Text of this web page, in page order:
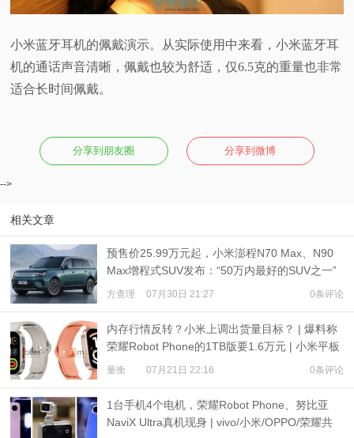
小米蓝牙耳机的佩戴演示。 从实际使用中来看，小米蓝牙耳
机的通话声音清晰，佩戴也较为舒适，仅6.5克的重量也非常
适合长时间佩戴。
分享到朋友圈 分享到微博
-->
相关文章
预售价25.99万元起，小米澎程N70 Max、N90
Max增程式SUV发布：“50万内最好的SUV之一”
方查理 07月30日 21:27 0条评论
内存行情反转？小米上调出货量目标？ | 爆料称
荣耀Robot Phone的1TB版要1.6万元 | 小米平板
9、REDMI Watch 6现身
量衡 07月21日 22:16 0条评论
1台手机4个电机，荣耀Robot Phone、努比亚
NaviX Ultra真机现身 | vivo/小米/OPPO/荣耀共